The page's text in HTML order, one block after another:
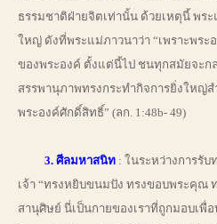
ธรรมชาติฝ่ายจิตเท่านั้น ด้วยเหตุนี้ พร
ใหญ่ ดังที่พระแม่ภาวนาว่า “เพราะพร
ของพระองค์ ตั้งแต่นี้ไป ชนทุกสมัยจะก
สรรพานุภาพทรงกระทำกิจการยิ่งใหญ่
พระองค์ศักดิ์สิทธิ์” (ลก. 1:48b- 49)
3. ศีลมหาสนิท : ในระหว่างการรั
เจ้า “ทรงหยิบขนมปัง ทรงขอบพระคุณ
สานุศิษย์ นี่เป็นกายของเราที่ถูกมอบเพื่